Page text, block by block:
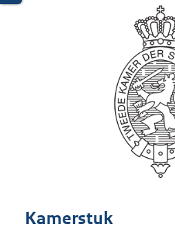
Kamerstuk